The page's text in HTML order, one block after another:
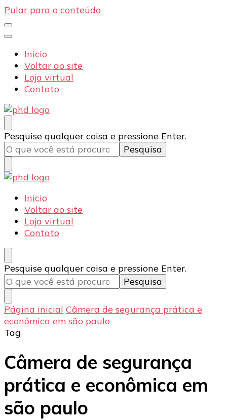
Pular para o conteúdo
Inicio
Voltar ao site
Loja virtual
Contato
PHD Seg
Blog
Procurando
algo?
Pesquise qualquer coisa e pressione Enter.
PHD Seg
Blog
Inicio
Voltar ao site
Loja virtual
Contato
Procurando
algo?
Pesquise qualquer coisa e pressione Enter.
Página inicial Câmera de segurança prática e
econômica em são paulo
Tag
Câmera de segurança
prática e econômica em
são paulo